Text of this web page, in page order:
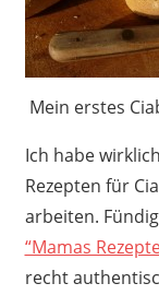
Mein erstes
Ich habe
Rezepten für
arbeiten.
“Mamas
recht